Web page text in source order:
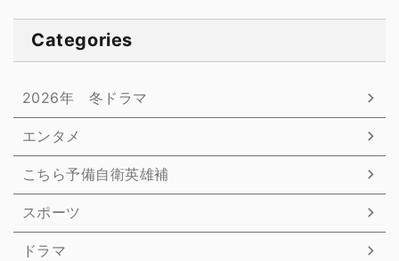
Categories
2026年 冬ドラマ
エンタメ
こちら予備自衛英雄補
スポーツ
ドラマ